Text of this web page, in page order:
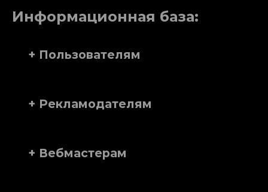
Информационная база:
+ Пользователям
+ Рекламодателям
+ Вебмастерам